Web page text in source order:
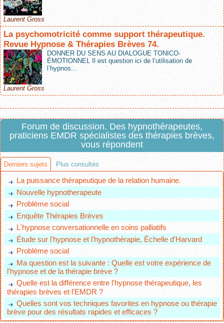
Laurent Gross
La psychomotricité comme support thérapeutique.
Revue Hypnose & Thérapies Brèves 74.
DONNER DU SENS AU DIALOGUE TONICO-
ÉMOTIONNEL Il est question ici de l’utilisation de
l’hypnos...
Laurent Gross
Forum de discussion. Des hypnothérapeutes,
praticiens EMDR spécialistes des thérapies brèves,
vous répondent
Derniers sujets Plus consultés
La puissance thérapeutique de la relation humaine.
Nouvelle hypnotherapeute
Problème social
Enquête Thérapies Brèves
L'hypnose conversationnelle en soins palliatifs
Étude sur l'hypnose et l'hypnothérapie, Échelle d'Harvard
Problème social
Ma question est la suivante : Quelle est votre expérience de
l'hypnose et de la thérapie brève ?
Quelle est la différence entre l'hypnose thérapeutique, les
thérapies brèves et l'EMDR ?
Quelles sont vos techniques favorites en hypnose ou thérapie
brève pour des résultats rapides et efficaces ?